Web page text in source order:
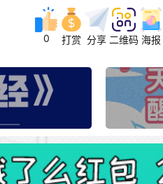
0 打赏 分享 二维码 海报